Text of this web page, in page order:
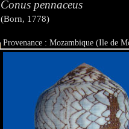
Conus pennaceus
(Born, 1778)
Provenance : Mozambique (Ile de
Taille : 67.6 mm